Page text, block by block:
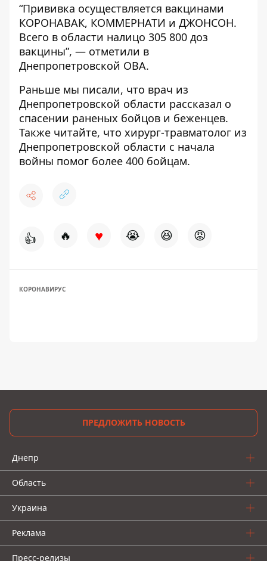
“Прививка осуществляется вакцинами
КОРОНАВАК, КОММЕРНАТИ и ДЖОНСОН.
Всего в области налицо 305 800 доз
вакцины”, — отметили в
Днепропетровской ОВА.
Раньше мы писали, что врач из
Днепропетровской области рассказал о
спасении раненых бойцов и беженцев.
Также читайте, что хирург-травматолог из
Днепропетровской области с начала
войны помог более 400 бойцам.
👍 🔥 ♥ 😭 😆 😡
КОРОНАВИРУС
ПРЕДЛОЖИТЬ НОВОСТЬ
Днепр
Область
Украина
Реклама
Пресс-релизы